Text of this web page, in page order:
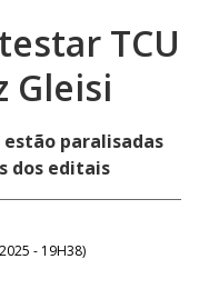
TCU
Gleisi
estão paralisadas
dos editais
- 19H38)